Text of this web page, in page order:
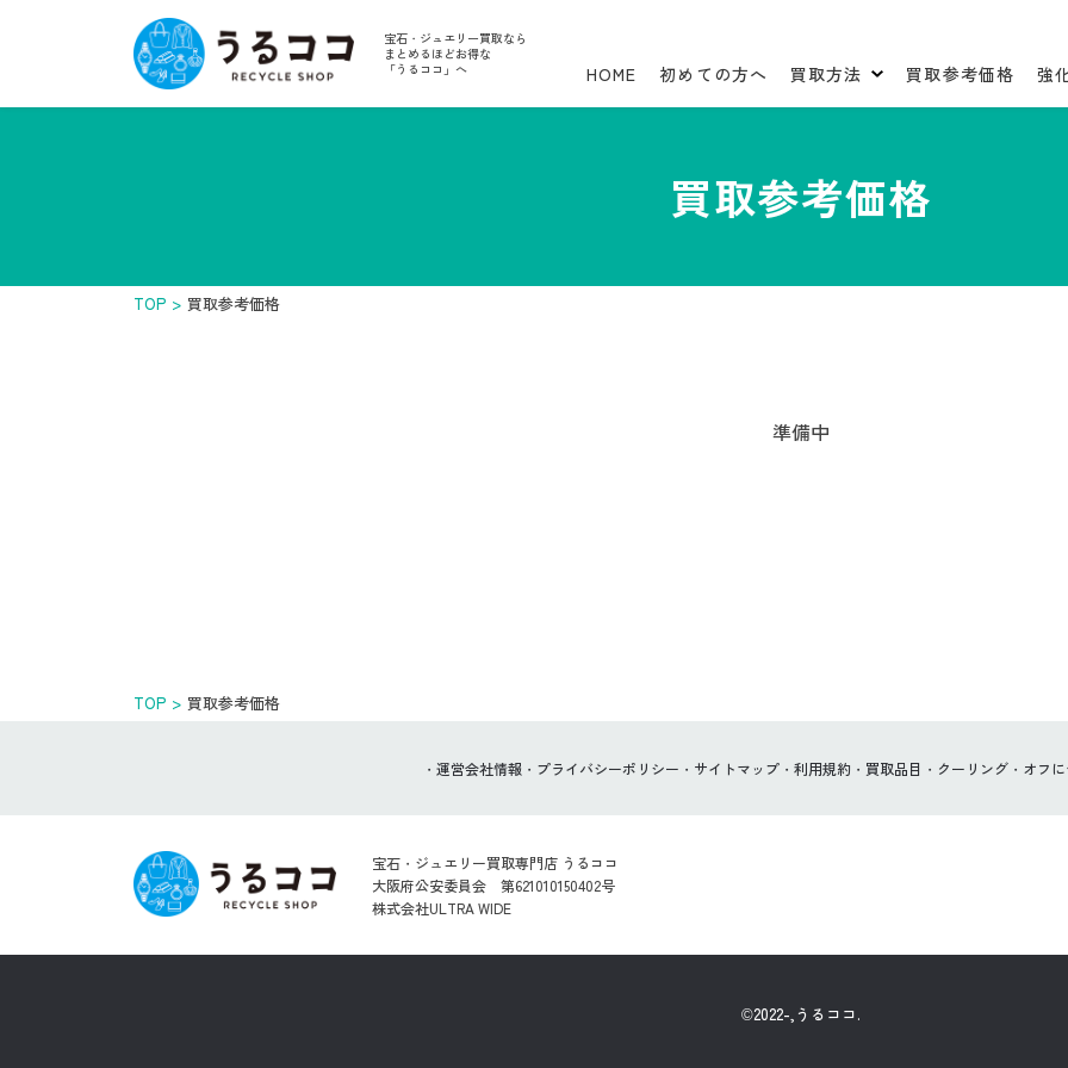
宝石・ジュエリー買取なら
まとめるほどお得な
「うるココ」へ
HOME
初めての方へ 買取方法 買取参考価格 強
買取参考価格
TOP 買取参考価格
準備中
TOP 買取参考価格
運営会社情報 プライバシーポリシー サイトマップ 利用規約 買取品目 クーリング・オフ
宝石・ジュエリー買取専門店 うるココ
大阪府公安委員会 第621010150402号
株式会社ULTRA WIDE
©2022-,うるココ.